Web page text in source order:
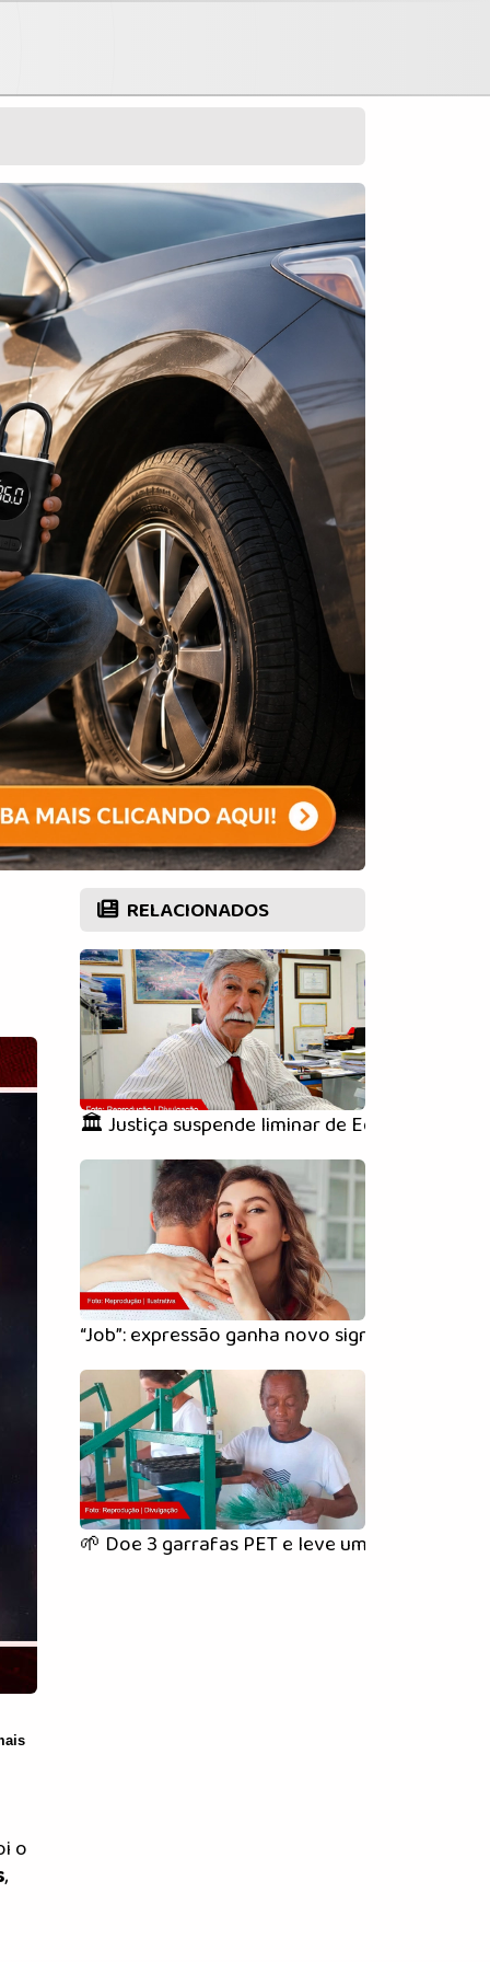
o
,
RELACIONADOS
🏛️ Justiça suspende liminar de Eduardo
“Job”: expressão ganha novo significado
🌱 Doe 3 garrafas PET e leve uma muda na